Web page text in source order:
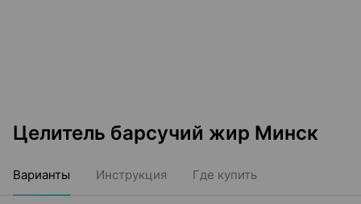
Целитель барсучий жир Минск
Варианты Инструкция Где купить